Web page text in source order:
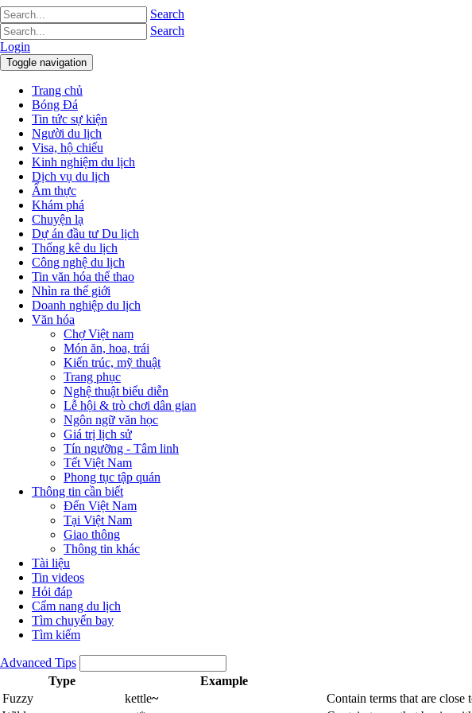
Search
Search
Login
Toggle navigation
Trang chủ
Bóng Đá
Tin tức sự kiện
Người du lịch
Visa, hộ chiếu
Kinh nghiệm du lịch
Dịch vụ du lịch
Ẩm thực
Khám phá
Chuyện lạ
Dự án đầu tư Du lịch
Thống kê du lịch
Công nghệ du lịch
Tin văn hóa thể thao
Nhìn ra thế giới
Doanh nghiệp du lịch
Văn hóa
Chợ Việt nam
Món ăn, hoa, trái
Kiến trúc, mỹ thuật
Trang phục
Nghệ thuật biểu diễn
Lễ hội & trò chơi dân gian
Ngôn ngữ văn học
Giá trị lịch sử
Tín ngưỡng - Tâm linh
Tết Việt Nam
Phong tục tập quán
Thông tin cần biết
Đến Việt Nam
Tại Việt Nam
Giao thông
Thông tin khác
Tài liệu
Tin videos
Hỏi đáp
Cẩm nang du lịch
Tìm chuyến bay
Tìm kiếm
Advanced Tips
Type
Example
Fuzzy
kettle~ Contain terms that are close